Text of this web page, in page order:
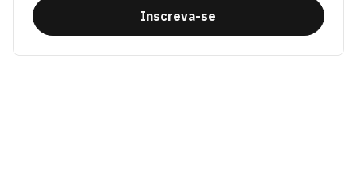
Inscreva-se